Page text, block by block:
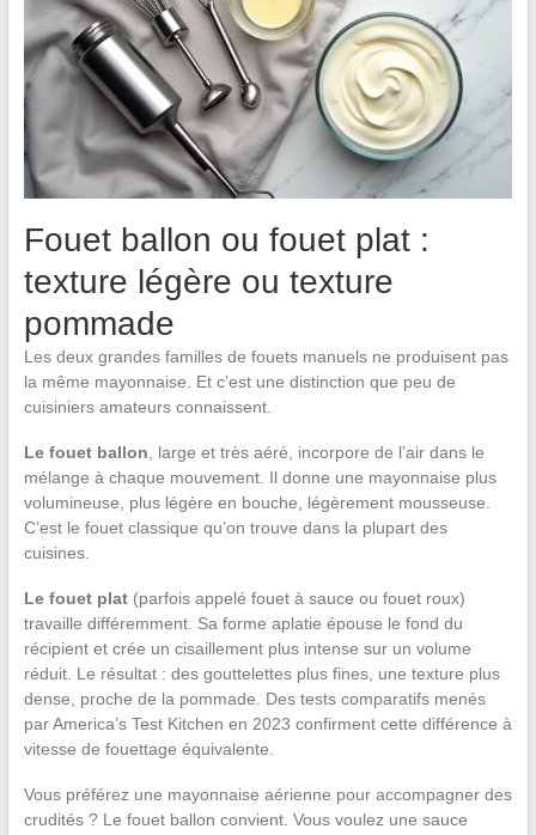
Fouet ballon ou fouet plat :
texture légère ou texture
pommade
Les deux grandes familles de fouets manuels ne produisent pas
la même mayonnaise. Et c’est une distinction que peu de
cuisiniers amateurs connaissent.
Le fouet ballon , large et très aéré, incorpore de l’air dans le
mélange à chaque mouvement. Il donne une mayonnaise plus
volumineuse, plus légère en bouche, légèrement mousseuse.
C’est le fouet classique qu’on trouve dans la plupart des
cuisines.
Le fouet plat(parfois appelé fouet à sauce ou fouet roux)
travaille différemment. Sa forme aplatie épouse le fond du
récipient et crée un cisaillement plus intense sur un volume
réduit. Le résultat : des gouttelettes plus fines, une texture plus
dense, proche de la pommade. Des tests comparatifs menés
par America’s Test Kitchen en 2023 confirment cette différence à
vitesse de fouettage équivalente.
Vous préférez une mayonnaise aérienne pour accompagner des
crudités ? Le fouet ballon convient. Vous voulez une sauce